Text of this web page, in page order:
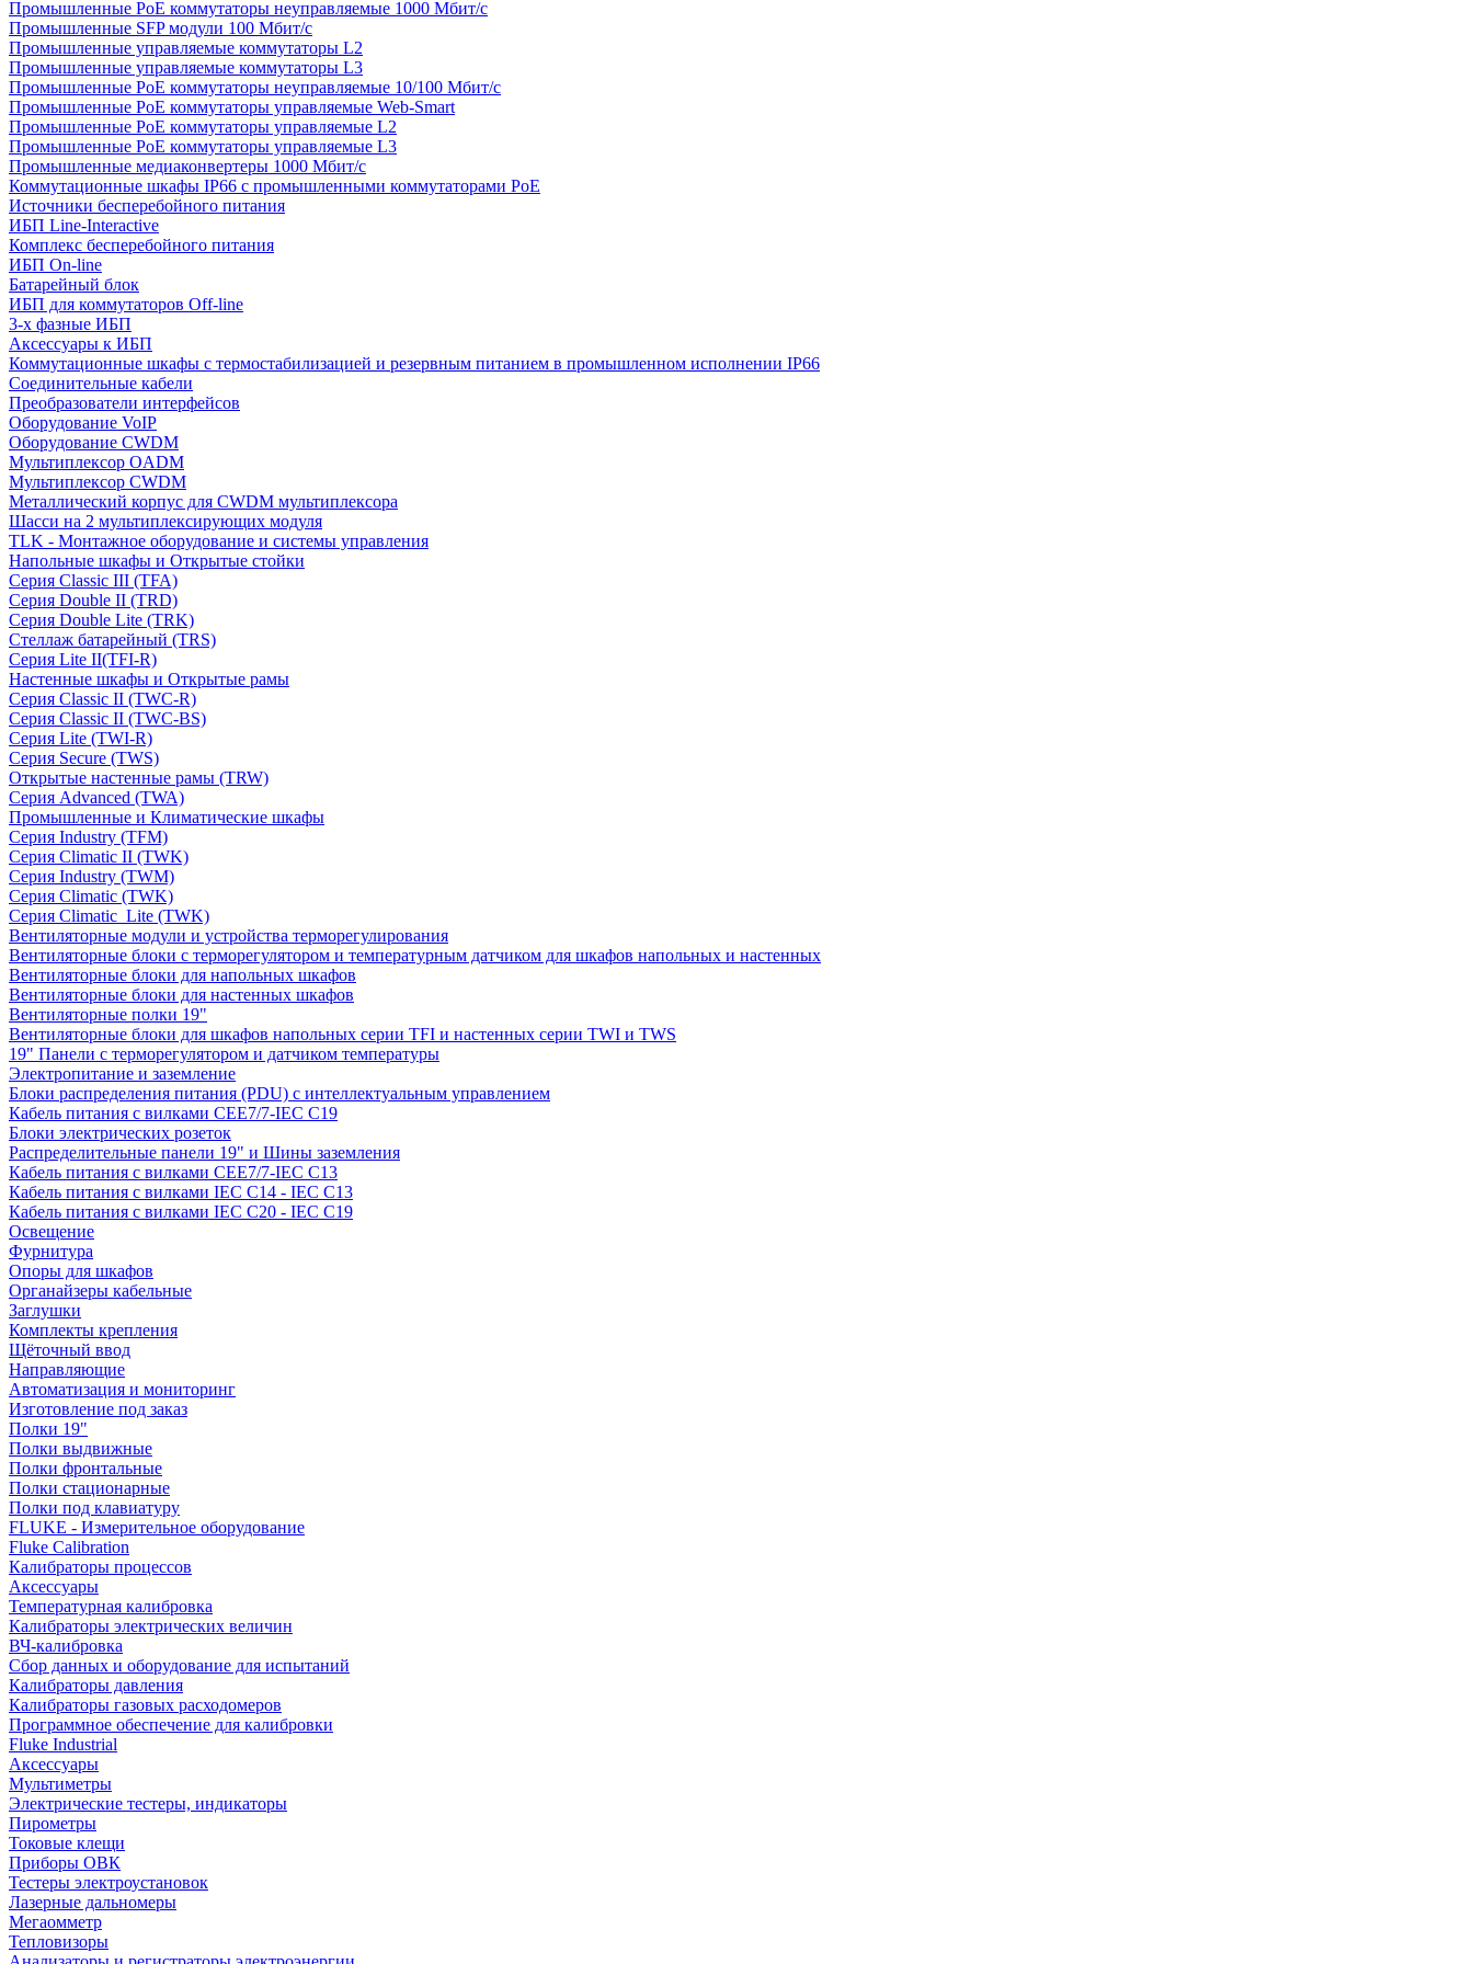
Промышленные PoE коммутаторы неуправляемые 1000 Мбит/с
Промышленные SFP модули 100 Мбит/c
Промышленные управляемые коммутаторы L2
Промышленные управляемые коммутаторы L3
Промышленные PoE коммутаторы неуправляемые 10/100 Мбит/с
Промышленные PoE коммутаторы управляемые Web-Smart
Промышленные PoE коммутаторы управляемые L2
Промышленные PoE коммутаторы управляемые L3
Промышленные медиаконвертеры 1000 Мбит/с
Коммутационные шкафы IP66 c промышленными коммутаторами PoE
Источники бесперебойного питания
ИБП Line-Interactive
Комплекс бесперебойного питания
ИБП On-line
Батарейный блок
ИБП для коммутаторов Off-line
3-х фазные ИБП
Аксессуары к ИБП
Коммутационные шкафы с термостабилизацией и резервным питанием в промышленном исполнении IP66
Соединительные кабели
Преобразователи интерфейсов
Оборудование VoIP
Оборудование CWDM
Мультиплекcор OADM
Мультиплексор CWDM
Металлический корпус для CWDM мультиплексора
Шасси на 2 мультиплексирующих модуля
TLK - Монтажное оборудование и системы управления
Напольные шкафы и Открытые стойки
Серия Classic III (TFA)
Серия Double II (TRD)
Серия Double Lite (TRK)
Стеллаж батарейный (TRS)
Серия Lite II(TFI-R)
Настенные шкафы и Открытые рамы
Серия Classic II (TWC-R)
Серия Classic II (TWC-BS)
Серия Lite (TWI-R)
Серия Secure (TWS)
Открытые настенные рамы (TRW)
Серия Advanced (TWA)
Промышленные и Климатические шкафы
Серия Industry (TFM)
Серия Climatic II (TWK)
Серия Industry (TWM)
Серия Climatic (TWK)
Серия Climatic_Lite (TWK)
Вентиляторные модули и устройства терморегулирования
Вентиляторные блоки с терморегулятором и температурным датчиком для шкафов напольных и настенных
Вентиляторные блоки для напольных шкафов
Вентиляторные блоки для настенных шкафов
Вентиляторные полки 19"
Вентиляторные блоки для шкафов напольных серии TFI и настенных серии TWI и TWS
19" Панели с терморегулятором и датчиком температуры
Электропитание и заземление
Блоки распределения питания (PDU) с интеллектуальным управлением
Кабель питания с вилками CEE7/7-IEC C19
Блоки электрических розеток
Распределительные панели 19" и Шины заземления
Кабель питания с вилками CEE7/7-IEC C13
Кабель питания с вилками IEC C14 - IEC C13
Кабель питания с вилками IEC C20 - IEC C19
Освещение
Фурнитура
Опоры для шкафов
Органайзеры кабельные
Заглушки
Комплекты крепления
Щёточный ввод
Направляющие
Автоматизация и мониторинг
Изготовление под заказ
Полки 19"
Полки выдвижные
Полки фронтальные
Полки стационарные
Полки под клавиатуру
FLUKE - Измерительное оборудование
Fluke Calibration
Калибраторы процессов
Аксессуары
Температурная калибровка
Калибраторы электрических величин
ВЧ-калибровка
Сбор данных и оборудование для испытаний
Калибраторы давления
Калибраторы газовых расходомеров
Программное обеспечение для калибровки
Fluke Industrial
Аксессуары
Мультиметры
Электрические тестеры, индикаторы
Пирометры
Токовые клещи
Приборы ОВК
Тестеры электроустановок
Лазерные дальномеры
Мегаомметр
Тепловизоры